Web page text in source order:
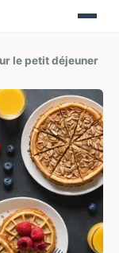
le petit déjeuner